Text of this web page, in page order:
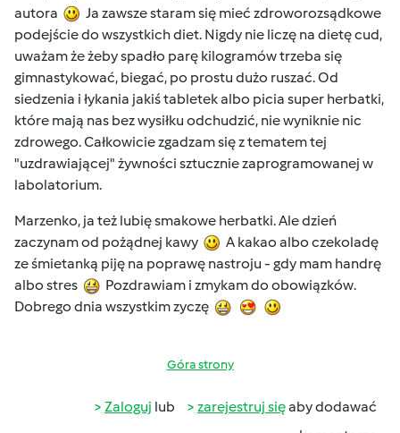
autora
Ja zawsze staram się mieć zdroworozsądkowe
podejście do wszystkich diet. Nigdy nie liczę na dietę cud,
uważam że żeby spadło parę kilogramów trzeba się
gimnastykować, biegać, po prostu dużo ruszać. Od
siedzenia i łykania jakiś tabletek albo picia super herbatki,
które mają nas bez wysiłku odchudzić, nie wyniknie nic
zdrowego. Całkowicie zgadzam się z tematem tej
"uzdrawiającej" żywności sztucznie zaprogramowanej w
labolatorium.
Marzenko, ja też lubię smakowe herbatki. Ale dzień
zaczynam od pożądnej kawy
A kakao albo czekoladę
ze śmietanką piję na poprawę nastroju - gdy mam handrę
albo stres
Pozdrawiam i zmykam do obowiązków.
Dobrego dnia wszystkim zyczę
Góra strony
Zaloguj lub zarejestruj sięaby dodawać